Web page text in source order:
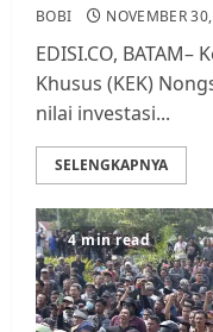
BOBI NOVEMBER
EDISI.CO,
Khusus (KEK)
nilai investasi...
SELENGKAPNYA
4 min read